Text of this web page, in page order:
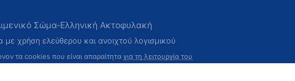
Σώμα-Ελληνική Ακτοφυλακή
με χρήση ελεύθερου και ανοιχτού λογισμικού
τα cookies που είναι απαραίτητα για τη λειτουργία του